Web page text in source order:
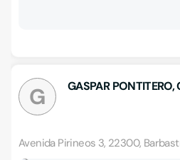
G GASPAR PONTITERO,
Avenida Pirineos 3, 22300,